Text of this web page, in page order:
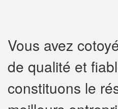
Vous avez
de qualité et
constituons le